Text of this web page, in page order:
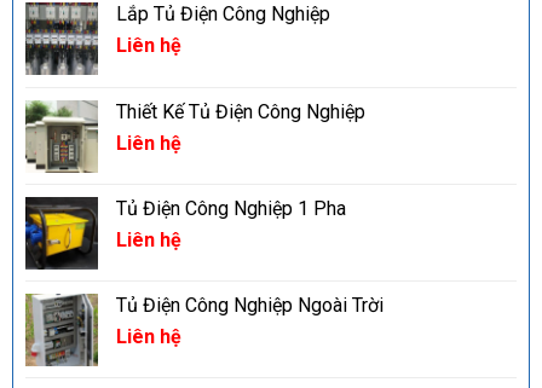
Lắp Tủ Điện Công Nghiệp
Liên hệ
Thiết Kế Tủ Điện Công Nghiệp
Liên hệ
Tủ Điện Công Nghiệp 1 Pha
Liên hệ
Tủ Điện Công Nghiệp Ngoài Trời
Liên hệ